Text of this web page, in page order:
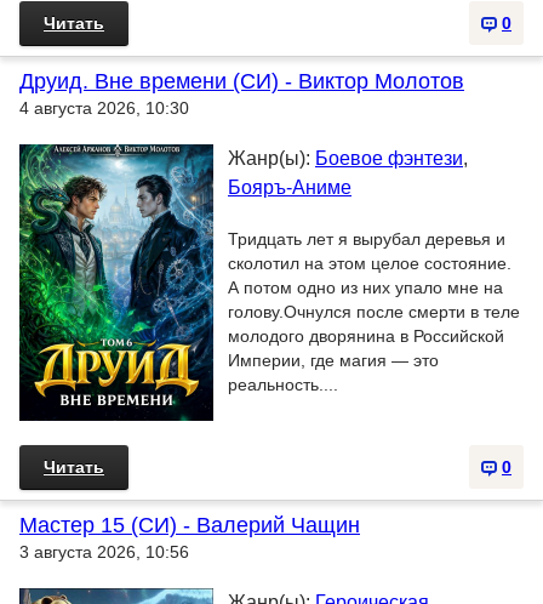
0
Читать
Друид. Вне времени (СИ) - Виктор Молотов
4 августа 2026, 10:30
Жанр(ы): Боевое фэнтези,
Бояръ-Аниме
Тридцать лет я вырубал деревья и
сколотил на этом целое состояние.
А потом одно из них упало мне на
голову.Очнулся после смерти в теле
молодого дворянина в Российской
Империи, где магия — это
реальность....
0
Читать
Мастер 15 (СИ) - Валерий Чащин
3 августа 2026, 10:56